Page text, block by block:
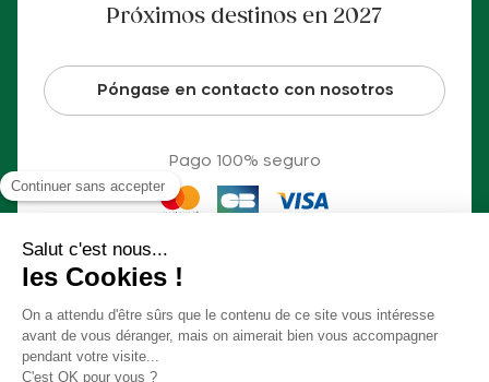
Próximos destinos en 2027
Póngase en contacto con nosotros
Pago 100% seguro